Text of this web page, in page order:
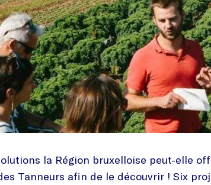
la Région bruxelloise peut-elle
Tanneurs afin de le découvrir ! Six